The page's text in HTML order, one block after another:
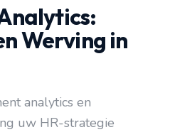
Werving in
analytics en
uw HR-strategie